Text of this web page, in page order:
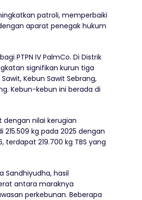
patroli, memperbaiki
aparat penegak hukum
PTPN IV PalmCo. Di Distrik
signifikan kurun tiga
Kebun Sawit Sebrang,
Kebun-kebun ini berada di
dengan nilai kerugian
kg pada 2025 dengan
terdapat 219.700 kg TBS yang
Sandhiyudha, hasil
antara maraknya
perkebunan. Beberapa